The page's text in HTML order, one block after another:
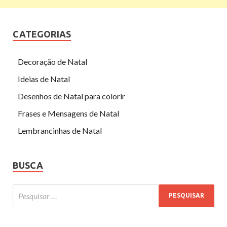
CATEGORIAS
Decoração de Natal
Ideias de Natal
Desenhos de Natal para colorir
Frases e Mensagens de Natal
Lembrancinhas de Natal
BUSCA